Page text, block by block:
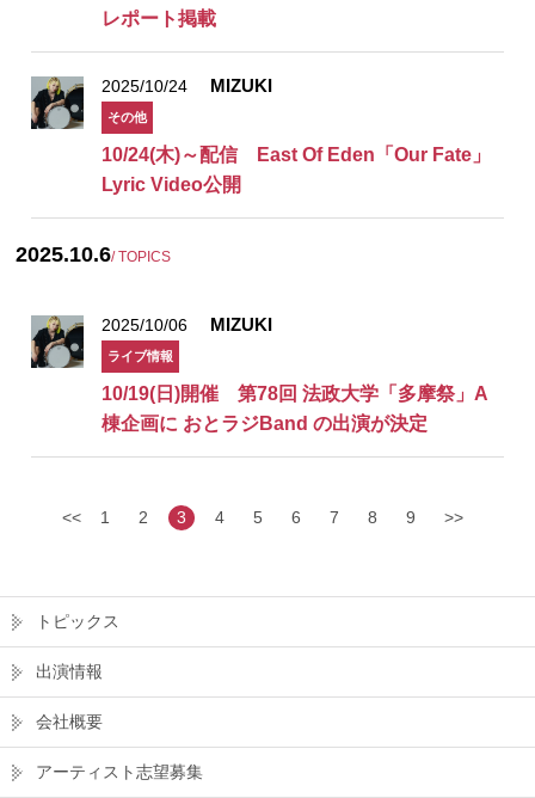
レポート掲載
2025/10/24 MIZUKI
その他
10/24(木)～配信 East Of Eden「Our Fate」
Lyric Video公開
2025.10.6/ TOPICS
2025/10/06 MIZUKI
ライブ情報
10/19(日)開催 第78回 法政大学「多摩祭」A
棟企画に おとラジBand の出演が決定
<< 1 2 3 4 5 6 7 8 9 >>
トピックス
出演情報
会社概要
アーティスト志望募集